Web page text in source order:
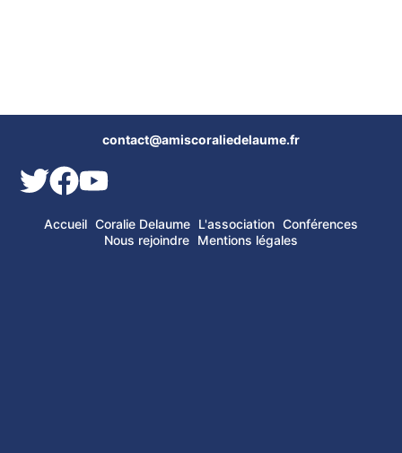
contact@amiscoraliedelaume.fr
Accueil Coralie Delaume L'association Conférences
Nous rejoindre Mentions légales